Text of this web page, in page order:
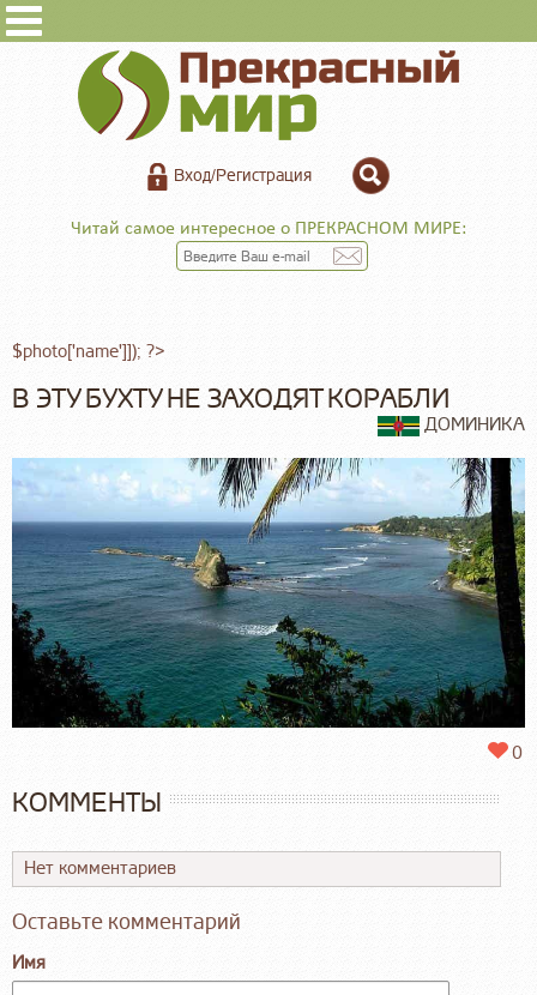
Вход/Регистрация
Читай самое интересное о ПРЕКРАСНОМ МИРЕ:
$photo['name']]); ?>
В ЭТУ БУХТУ НЕ ЗАХОДЯТ КОРАБЛИ
ДОМИНИКА
0
КОММЕНТЫ
Нет комментариев
Оставьте комментарий
Имя